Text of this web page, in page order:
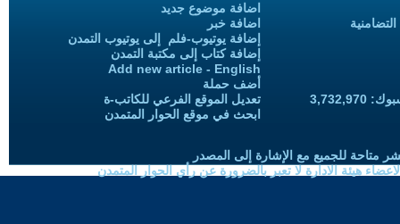
اضافة موضوع جديد
اضافة خبر
إضافة يوتيوب-فلم إلى يوتيوب التمدن
إضافة كتاب إلى مكتبة التمدن
Add new article - English
أضف حملة
تعديل الموقع الفرعي للكاتب-ة
ابحث في موقع الحوار المتمدن
متاحة للجميع مع الإشارة إلى المصدر
هيئة الادارة لا تعبر بالضرورة عن رأي الحوار المتمدن